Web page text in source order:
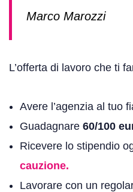
Marco Marozzi
L’offerta di lavoro che ti
Avere l’agenzia al tuo
Guadagnare 60/100
Ricevere lo stipendio
cauzione.
Lavorare con un